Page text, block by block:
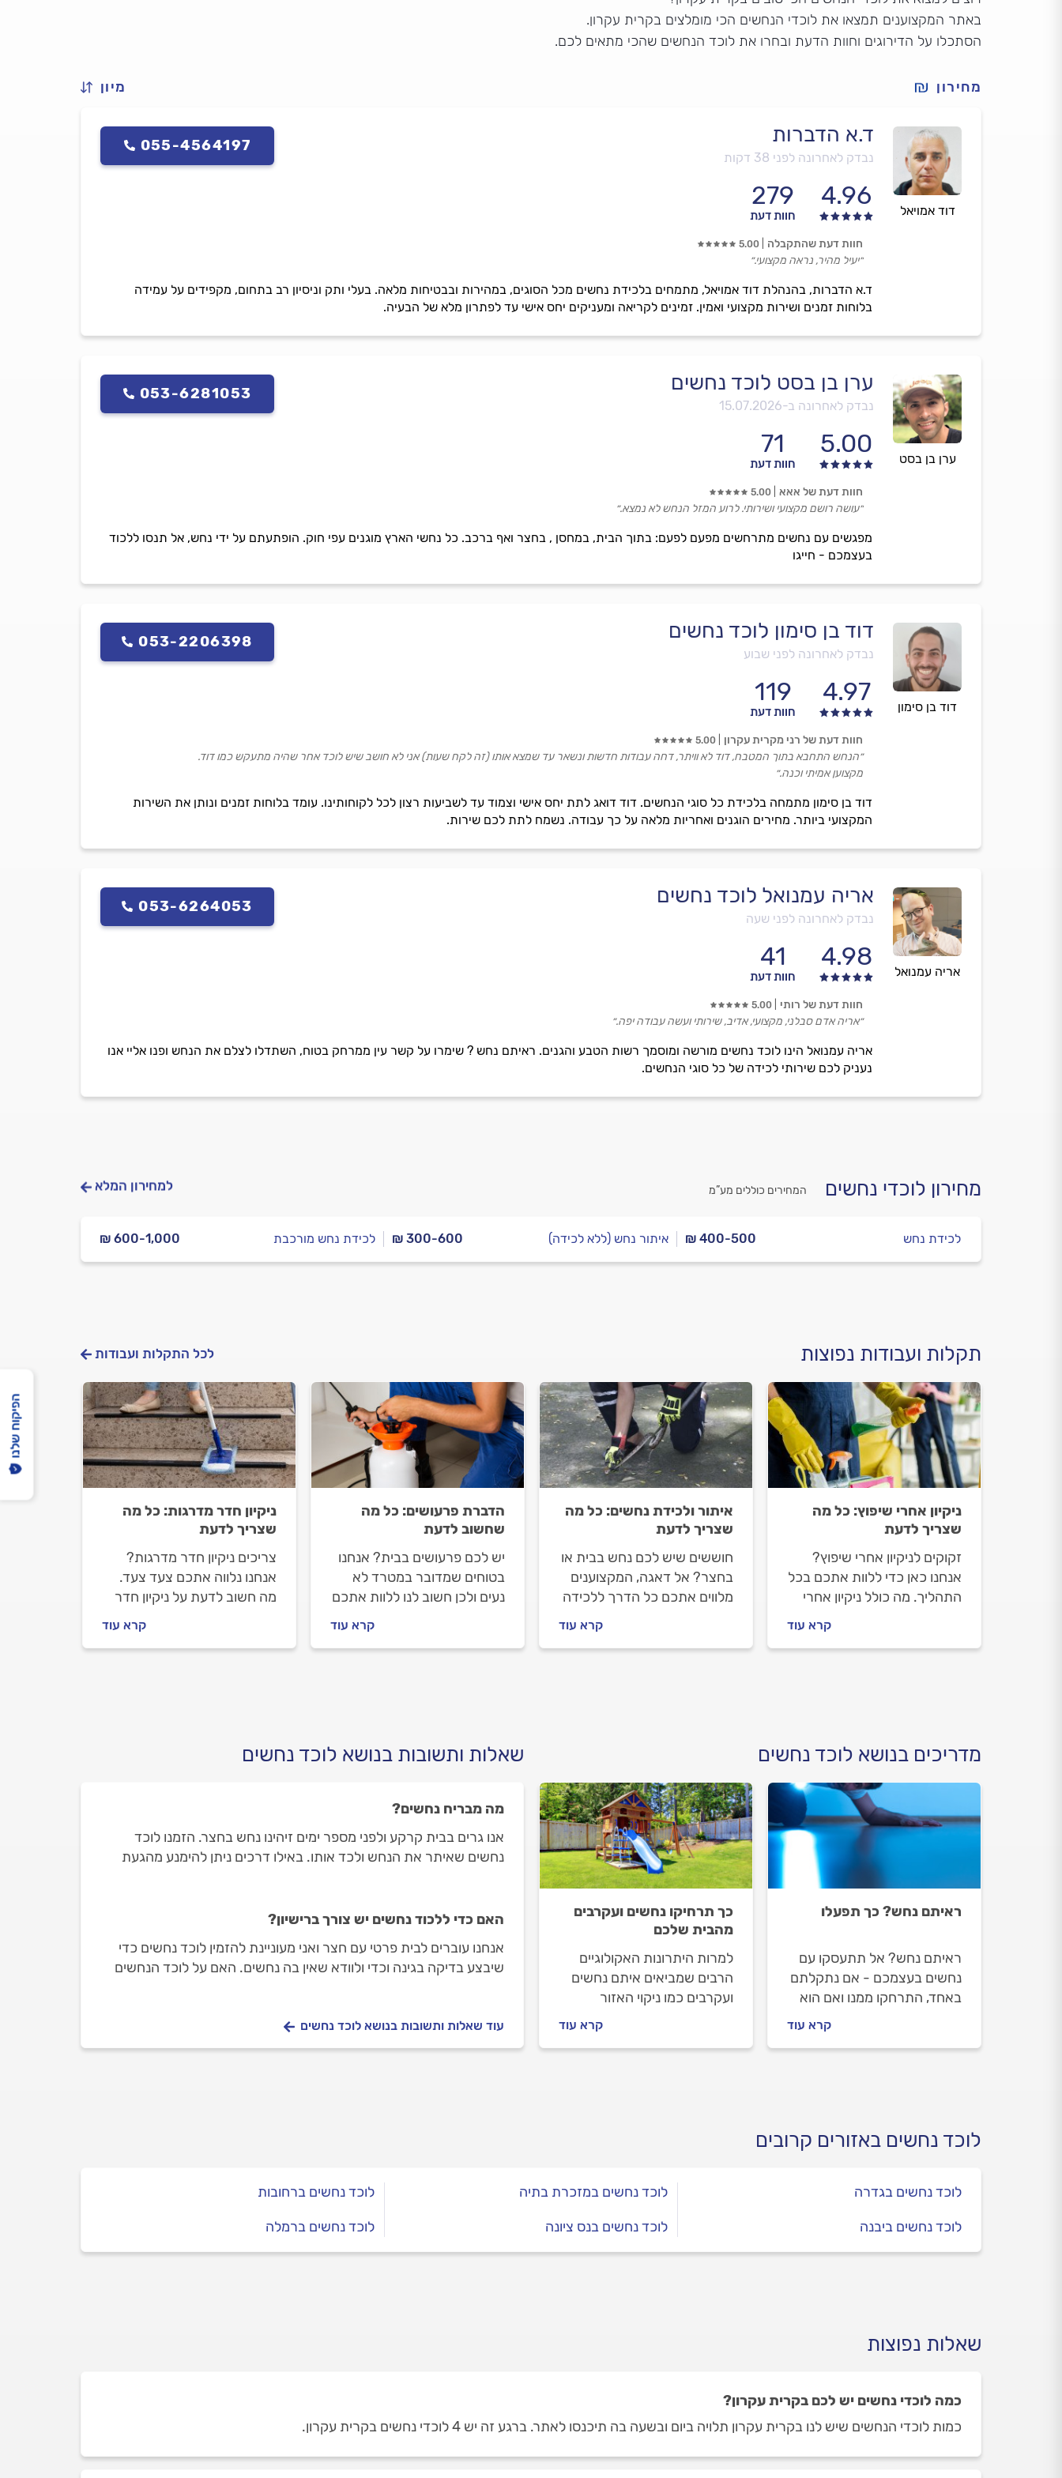
באתר המקצוענים תמצאו את לוכדי הנחשים הכי מומלצים בקרית עקרון.
הסתכלו על הדירוגים וחוות הדעת ובחרו את לוכד הנחשים שהכי מתאים לכם.
מחירון מיון
דוד אמויאל
ד.א הדברות
נבדק לאחרונה לפני 38 דקות
4.96
279
חוות דעת
055-4564197
ד.א הדברות, בהנהלת דוד אמויאל, מתמחים בלכידת נחשים מכל הסוגים, במהירות ובבטיחות מלאה. בעלי ותק וניסיון רב בתחום, מקפידים על עמידה
בלוחות זמנים ושירות מקצועי ואמין. זמינים לקריאה ומעניקים יחס אישי עד לפתרון מלא של הבעיה.
חוות דעת שהתקבלה 5.00
״יעיל מהיר, נראה מקצועי.״
ערן בן בסט
ערן בן בסט לוכד נחשים
נבדק לאחרונה ב-15.07.2026
5.00
71
חוות דעת
053-6281053
מפגשים עם נחשים מתרחשים מפעם לפעם: בתוך הבית, במחסן , בחצר ואף ברכב. כל נחשי הארץ מוגנים עפי חוק. הופתעתם על ידי נחש, אל תנסו ללכוד
בעצמכם - חייגו
חוות דעת של אאא 5.00
״עושה רושם מקצועי ושירותי. לרוע המזל הנחש לא נמצא.״
דוד בן סימון
דוד בן סימון לוכד נחשים
נבדק לאחרונה לפני שבוע
4.97
119
חוות דעת
053-2206398
דוד בן סימון מתמחה בלכידת כל סוגי הנחשים. דוד דואג לתת יחס אישי וצמוד עד לשביעות רצון לכל לקוחותינו. עומד בלוחות זמנים ונותן את השירות
המקצועי ביותר. מחירים הוגנים ואחריות מלאה על כך עבודה. נשמח לתת לכם שירות.
חוות דעת של רני מקרית עקרון 5.00
״הנחש התחבא בתוך המטבח, דוד לא וויתר, דחה עבודות חדשות ונשאר עד שמצא אותו (זה לקח שעות) אני לא חושב שיש לוכד אחר שהיה מתעקש כמו דוד.
מקצוען אמיתי וכנה.״
אריה עמנואל
אריה עמנואל לוכד נחשים
נבדק לאחרונה לפני שעה
4.98
41
חוות דעת
053-6264053
אריה עמנואל הינו לוכד נחשים מורשה ומוסמך רשות הטבע והגנים. ראיתם נחש ? שימרו על קשר עין ממרחק בטוח, השתדלו לצלם את הנחש ופנו אליי אנו
נעניק לכם שירותי לכידה של כל סוגי הנחשים.
חוות דעת של רותי 5.00
״אריה אדם סבלני, מקצועי, אדיב, שירותי ועשה עבודה יפה.״
מחירון לוכדי נחשים המחירים כוללים מע”מ למחירון המלא
₪ 400-500 לכידת נחש ₪ 300-600 איתור נחש (ללא לכידה) ₪ 600-1,000 לכידת נחש מורכבת
תקלות ועבודות נפוצות לכל התקלות ועבודות
ניקיון אחרי שיפוץ: כל מה
שצריך לדעת
זקוקים לניקיון אחרי שיפוץ?
אנחנו כאן כדי ללוות אתכם בכל
התהליך. מה כולל ניקיון אחרי
הניקיון לפני העבודה ובמהלכה
וכמה יעלה הניקיון? כל
קרא עוד
איתור ולכידת נחשים: כל מה
שצריך לדעת
חוששים שיש לכם נחש בבית או
בחצר? אל דאגה, המקצוענים
מלווים אתכם כל הדרך ללכידה
הנחשים מגיע וכמה זה עולה?
כל התשובות.
קרא עוד
הדברת פרעושים: כל מה
שחשוב לדעת
יש לכם פרעושים בבית? אנחנו
בטוחים שמדובר במטרד לא
נעים ולכן חשוב לנו ללוות אתכם
שמזמינים, איך מכינים את הבית
קרא עוד
ניקיון חדר מדרגות: כל מה
שצריך לדעת
צריכים ניקיון חדר מדרגות?
אנחנו נלווה אתכם צעד צעד.
מה חשוב לדעת על ניקיון חדר
חברת הניקיון וכמה העבודה
תעלה? כל התשובות בפנים.
קרא עוד
מדריכים בנושא לוכד נחשים
ראיתם נחש? כך תפעלו
ראיתם נחש? אל תתעסקו עם
נחשים בעצמכם - אם נתקלתם
באחד, התרחקו ממנו ואם הוא
הזמינו לוכד נחשים. יש גם כמה
אמצעי זהירות ומניעה שתוכלו
קרא עוד
כך תרחיקו נחשים ועקרבים
מהבית שלכם
למרות היתרונות האקולוגיים
הרבים שמביאים איתם נחשים
ועקרבים כמו ניקוי האזור
תרצו לשמור מחוץ לשטח הבית
והחצר שלכם. על דרכי
קרא עוד
שאלות ותשובות בנושא לוכד נחשים
מה מבריח נחשים?
אנו גרים בבית קרקע ולפני מספר ימים זיהינו נחש בחצר. הזמנו לוכד
נחשים שאיתר את הנחש ולכד אותו. באילו דרכים ניתן להימנע מהגעת
האם כדי ללכוד נחשים יש צורך ברישיון?
אנחנו עוברים לבית פרטי עם חצר ואני מעוניינת להזמין לוכד נחשים כדי
שיבצע בדיקה בגינה וכדי ולוודא שאין בה נחשים. האם על לוכד הנחשים
עוד שאלות ותשובות בנושא לוכד נחשים
לוכד נחשים באזורים קרובים
לוכד נחשים בגדרה
לוכד נחשים ביבנה
לוכד נחשים במזכרת בתיה
לוכד נחשים בנס ציונה
לוכד נחשים ברחובות
לוכד נחשים ברמלה
שאלות נפוצות
כמה לוכדי נחשים יש לכם בקרית עקרון?
כמות לוכדי הנחשים שיש לנו בקרית עקרון תלויה ביום ובשעה בה תיכנסו לאתר. ברגע זה יש 4 לוכדי נחשים בקרית עקרון.
הפיקוח שלנו